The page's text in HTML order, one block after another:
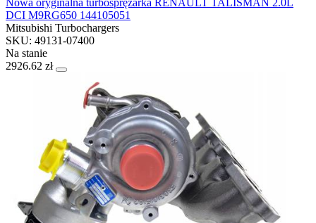
Nowa oryginalna turbosprężarka RENAULT TALISMAN 2.0L
DCI M9RG650 144105051
Mitsubishi Turbochargers
SKU: 49131-07400
Na stanie
2926.62 zł